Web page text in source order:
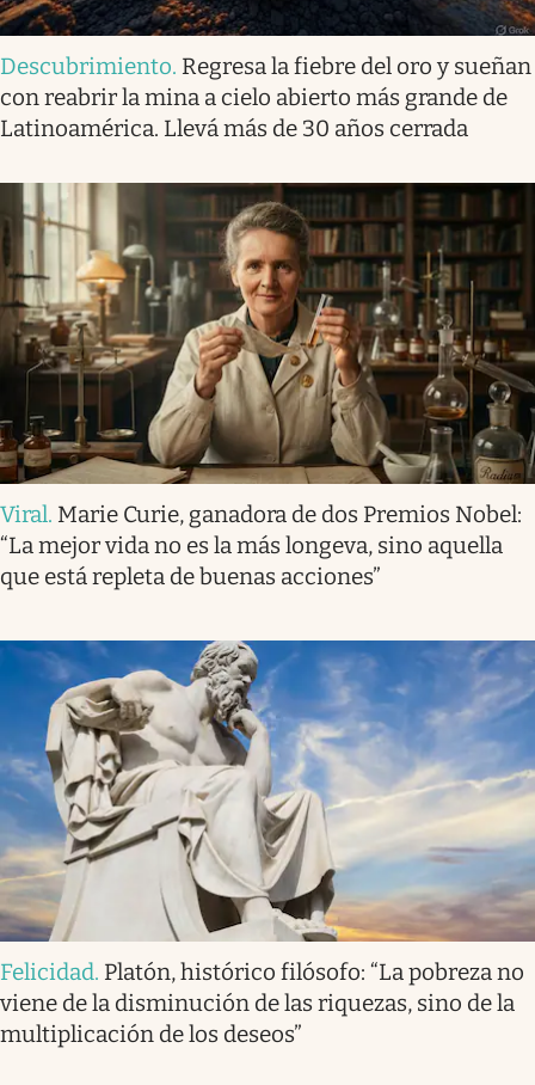
Descubrimiento. Regresa la fiebre del oro y sueñan
con reabrir la mina a cielo abierto más grande de
Latinoamérica. Llevá más de 30 años cerrada
Viral. Marie Curie, ganadora de dos Premios Nobel:
“La mejor vida no es la más longeva, sino aquella
que está repleta de buenas acciones”
Felicidad. Platón, histórico filósofo: “La pobreza no
viene de la disminución de las riquezas, sino de la
multiplicación de los deseos”